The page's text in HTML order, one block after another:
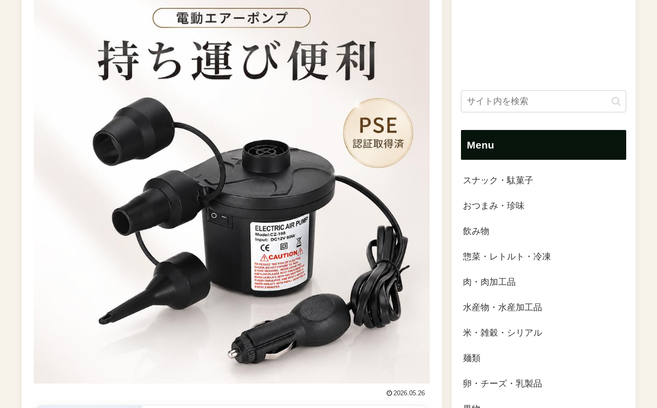
2026.05.26
Menu
スナック・駄菓子
おつまみ・珍味
飲み物
惣菜・レトルト・冷凍
肉・肉加工品
水産物・水産加工品
米・雑穀・シリアル
麺類
卵・チーズ・乳製品